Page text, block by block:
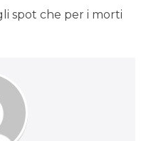
spot che per i morti